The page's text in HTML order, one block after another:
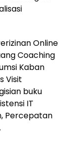
Online
Coaching
Kaban
Visit
buku
IT
Percepatan